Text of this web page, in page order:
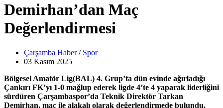
Demirhan’dan Maç
Değerlendirmesi
Çarşamba Haber/ Spor
03 Kasım 2025
Bölgesel Amatör Lig(BAL) 4. Grup’ta dün evinde ağırladığı
Çankırı FK’yı 1-0 mağlup ederek ligde 4’te 4 yaparak liderliğini
sürdüren Çarşambaspor’da Teknik Direktör Tarkan
Demirhan, maç ile alakalı olarak değerlendirmede bulundu.